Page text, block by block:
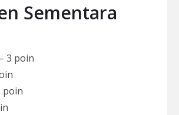
Sementara
3 poin
poin